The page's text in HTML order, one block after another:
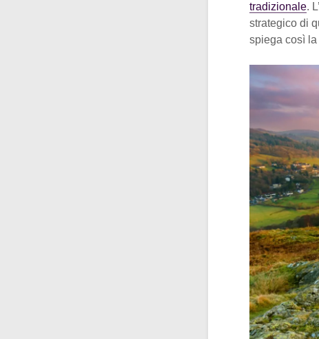
tradizionale.
strategico di
spiega così la